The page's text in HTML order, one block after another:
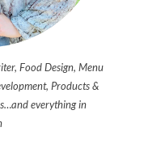
Food Design, Menu
Products &
everything in